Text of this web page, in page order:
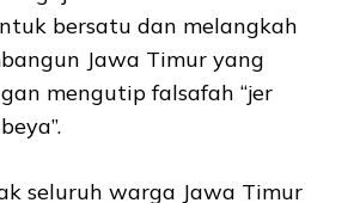
bersatu dan melangkah
Jawa Timur yang
mengutip falsafah “jer
seluruh warga Jawa Timur